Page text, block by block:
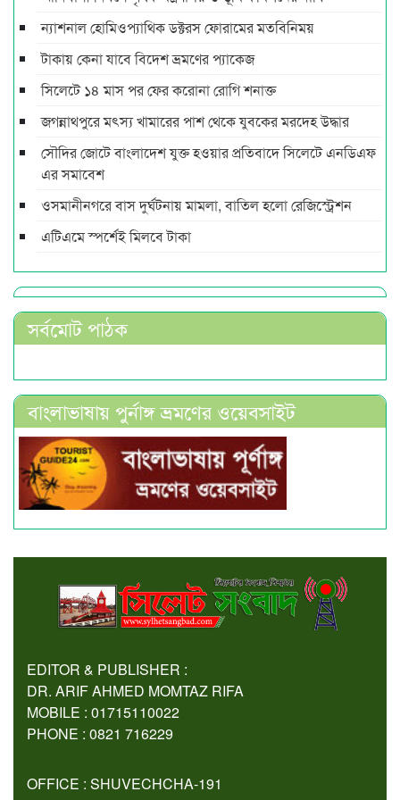
ন্যাশনাল হোমিওপ্যাথিক ডক্টরস ফোরামের মতবিনিময়
টাকায় কেনা যাবে বিদেশ ভ্রমণের প্যাকেজ
সিলেটে ১৪ মাস পর ফের করোনা রোগি শনাক্ত
জগন্নাথপুরে মৎস্য খামারের পাশ থেকে যুবকের মরদেহ উদ্ধার
সৌদির জোটে বাংলাদেশ যুক্ত হওয়ার প্রতিবাদে সিলেটে এনডিএফ
এর সমাবেশ
ওসমানীনগরে বাস দুর্ঘটনায় মামলা, বাতিল হলো রেজিস্ট্রেশন
এটিএমে স্পর্শেই মিলবে টাকা
সর্বমোট পাঠক
বাংলাভাষায় পুর্নাঙ্গ ভ্রমণের ওয়েবসাইট
EDITOR & PUBLISHER :
DR. ARIF AHMED MOMTAZ RIFA
MOBILE : 01715110022
PHONE : 0821 716229
OFFICE : SHUVECHCHA-191